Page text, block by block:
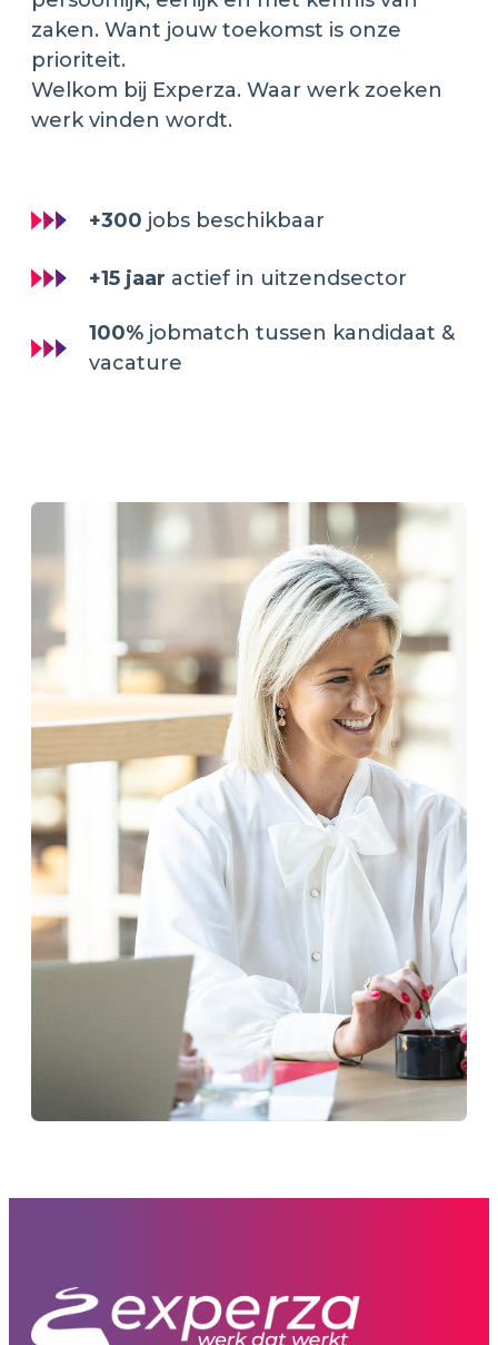
zaken. Want jouw toekomst is onze
prioriteit.
Welkom bij Experza. Waar werk zoeken
werk vinden wordt.
+300 jobs beschikbaar
+15 jaar actief in uitzendsector
100% jobmatch tussen kandidaat &
vacature